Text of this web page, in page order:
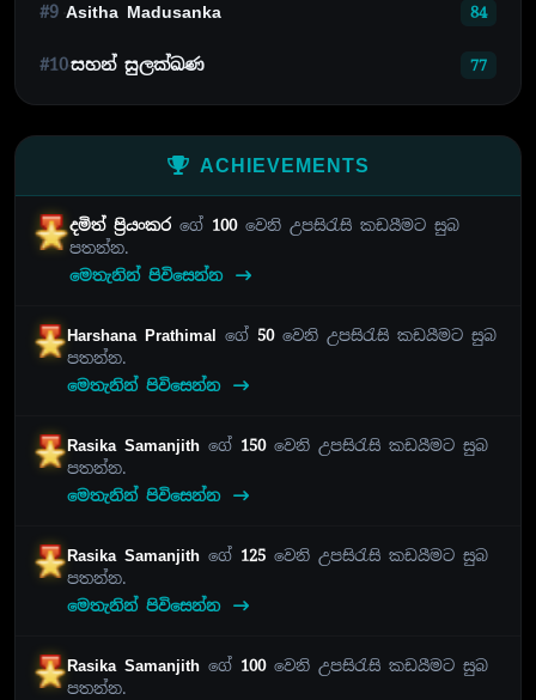
#9 Asitha Madusanka 84
#10සහන් සුලක්ඛණ 77
ACHIEVEMENTS
දමිත් ප්‍රියංකරගේ 100වෙනි උපසිරැසි කඩයීමට සුබ
පතන්න.
මෙතැනින් පිවිසෙන්න
Harshana Prathimal ගේ 50වෙනි උපසිරැසි කඩයීමට සුබ
පතන්න.
මෙතැනින් පිවිසෙන්න
Rasika Samanjithගේ 150වෙනි උපසිරැසි කඩයීමට සුබ
පතන්න.
මෙතැනින් පිවිසෙන්න
Rasika Samanjithගේ 125 වෙනි උපසිරැසි කඩයීමට සුබ
පතන්න.
මෙතැනින් පිවිසෙන්න
Rasika Samanjithගේ 100වෙනි උපසිරැසි කඩයීමට සුබ
පතන්න.